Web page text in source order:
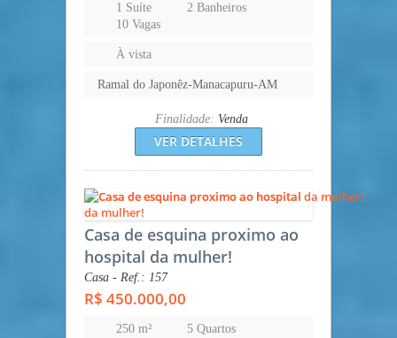
1 Suíte
2 Banheiros
10 Vagas
À vista
Ramal do Japonêz-Manacapuru-AM
Finalidade: Venda
VER DETALHES
Casa de esquina proximo ao
hospital da mulher!
Casa - Ref.: 157
R$ 450.000,00
250 m²
5 Quartos